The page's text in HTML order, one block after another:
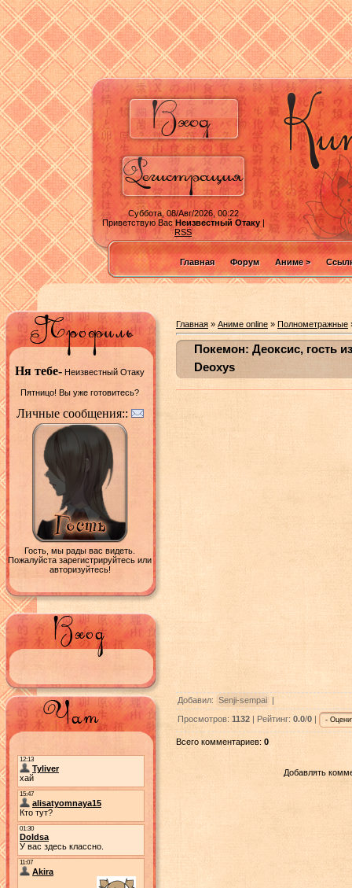
Суббота, 08/Авг/2026, 00:22
Приветствую ВасНеизвестный Отаку|
RSS
Главная Форум Аниме >
Ня тебе- Неизвестный Отаку
Пятницо! Вы уже готовитесь?
Личные сообщения::
Гость, мы рады вас видеть.
Пожалуйста зарегистрируйтесь или
авторизуйтесь!
Главная » Аниме online » Полнометражные
Покемон: Деоксис, гость
Deoxys
Добавил: Senji-sempai |
Просмотров: 1132 | Рейтинг: 0.0/0 |
Всего комментариев: 0
Добавлять